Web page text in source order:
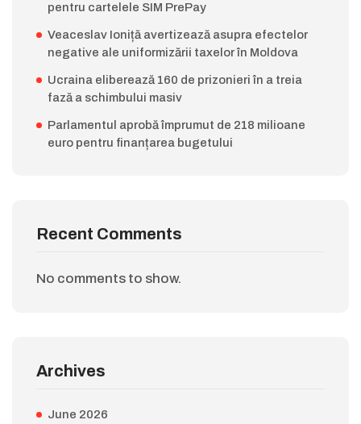
pentru cartelele SIM PrePay
Veaceslav Ioniță avertizează asupra efectelor
negative ale uniformizării taxelor în Moldova
Ucraina eliberează 160 de prizonieri în a treia
fază a schimbului masiv
Parlamentul aprobă împrumut de 218 milioane
euro pentru finanțarea bugetului
Recent Comments
No comments to show.
Archives
June 2026